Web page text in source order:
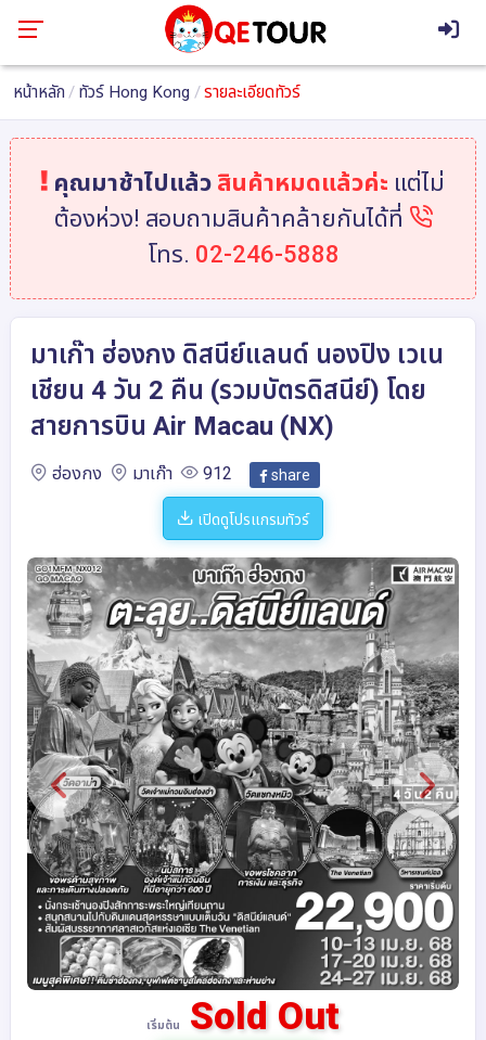
หน้าหลัก ทัวร์ Hong Kong รายละเอียดทัวร์
คุณมาช้าไปแล้ว สินค้าหมดแล้วค่ะ แต่ไม่
ต้องห่วง! สอบถามสินค้าคล้ายกันได้ที่
โทร. 02-246-5888
มาเก๊า ฮ่องกง ดิสนีย์แลนด์ นองปิง เวเน
เชียน 4 วัน 2 คืน (รวมบัตรดิสนีย์) โดย
สายการบิน Air Macau (NX)
ฮ่องกง มาเก๊า 912 share
เปิดดูโปรแกรมทัวร์
เริ่มต้น Sold Out